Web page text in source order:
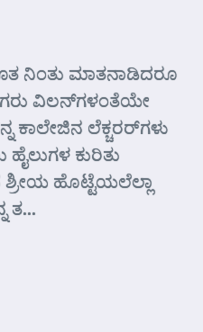
ನಿಂತು ಮಾತನಾಡಿದರೂ
ವಿಲನ್‌ಗಳಂತೆಯೇ
ಕಾಲೇಜಿನ ಲೆಕ್ಚರರ್‌ಗಳು
ಕುರಿತು
ಶ್ರೀಯ ಹೊಟ್ಟೆಯಲೆಲ್ಲಾ
ತ...